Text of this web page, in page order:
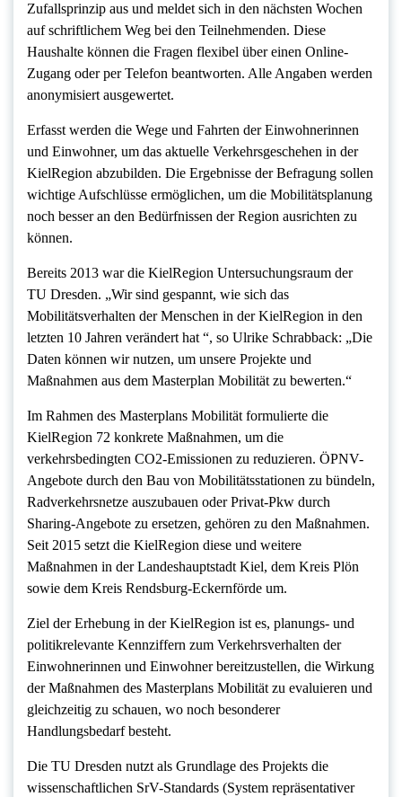
Zufallsprinzip aus und meldet sich in den nächsten Wochen
auf schriftlichem Weg bei den Teilnehmenden. Diese
Haushalte können die Fragen flexibel über einen Online-
Zugang oder per Telefon beantworten. Alle Angaben werden
anonymisiert ausgewertet.
Erfasst werden die Wege und Fahrten der Einwohnerinnen
und Einwohner, um das aktuelle Verkehrsgeschehen in der
KielRegion abzubilden. Die Ergebnisse der Befragung sollen
wichtige Aufschlüsse ermöglichen, um die Mobilitätsplanung
noch besser an den Bedürfnissen der Region ausrichten zu
können.
Bereits 2013 war die KielRegion Untersuchungsraum der
TU Dresden. „Wir sind gespannt, wie sich das
Mobilitätsverhalten der Menschen in der KielRegion in den
letzten 10 Jahren verändert hat “, so Ulrike Schrabback: „Die
Daten können wir nutzen, um unsere Projekte und
Maßnahmen aus dem Masterplan Mobilität zu bewerten.“
Im Rahmen des Masterplans Mobilität formulierte die
KielRegion 72 konkrete Maßnahmen, um die
verkehrsbedingten CO2-Emissionen zu reduzieren. ÖPNV-
Angebote durch den Bau von Mobilitätsstationen zu bündeln,
Radverkehrsnetze auszubauen oder Privat-Pkw durch
Sharing-Angebote zu ersetzen, gehören zu den Maßnahmen.
Seit 2015 setzt die KielRegion diese und weitere
Maßnahmen in der Landeshauptstadt Kiel, dem Kreis Plön
sowie dem Kreis Rendsburg-Eckernförde um.
Ziel der Erhebung in der KielRegion ist es, planungs- und
politikrelevante Kennziffern zum Verkehrsverhalten der
Einwohnerinnen und Einwohner bereitzustellen, die Wirkung
der Maßnahmen des Masterplans Mobilität zu evaluieren und
gleichzeitig zu schauen, wo noch besonderer
Handlungsbedarf besteht.
Die TU Dresden nutzt als Grundlage des Projekts die
wissenschaftlichen SrV-Standards (System repräsentativer